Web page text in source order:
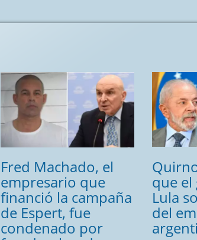
Fred Machado, el
empresario que
financió la campaña
de Espert, fue
condenado por
que
Lula
del